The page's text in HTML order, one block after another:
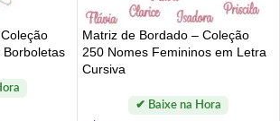
Borboletas
Matriz de Bordado – Coleção
250 Nomes Femininos em Letra
Cursiva